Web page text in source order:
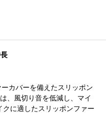
カバーを備えたスリッポン
、風切り音を低減し、マイ
に適したスリッポンファー